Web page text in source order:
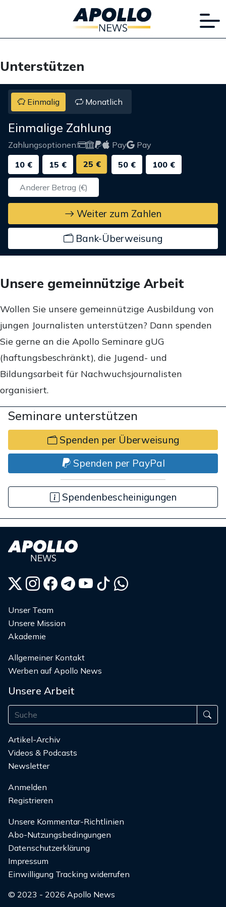
Unterstützen
Einmalig Monatlich
Einmalige Zahlung
Zahlungsoptionen: Pay
Pay
10 €
15 € 25 € 50 € 100 €
Weiter zum Zahlen
Bank-Überweisung
Unsere gemeinnützige Arbeit
Wollen Sie unsere gemeinnützige Ausbildung von
jungen Journalisten unterstützen? Dann spenden
Sie gerne an die Apollo Seminare gUG
(haftungsbeschränkt), die Jugend- und
Bildungsarbeit für Nachwuchsjournalisten
organisiert.
Seminare unterstützen
Spenden per Überweisung
Spenden per PayPal
Spendenbescheinigungen
Unser Team
Unsere Mission
Akademie
Allgemeiner Kontakt
Werben auf Apollo News
Unsere Arbeit
Artikel-Archiv
Videos & Podcasts
Newsletter
Anmelden
Registrieren
Unsere Kommentar-Richtlinien
Abo-Nutzungsbedingungen
Datenschutzerklärung
Impressum
Einwilligung Tracking widerrufen
© 2023 - 2026 Apollo News